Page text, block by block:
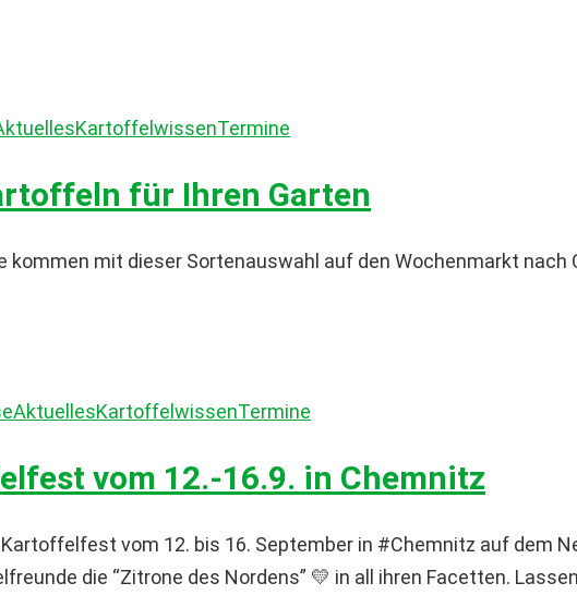
KartoffelwissenTermine
für Ihren Garten
mit dieser Sortenauswahl auf den Wochenmarkt nach
AktuellesKartoffelwissenTermine
vom 12.-16.9. in Chemnitz
vom 12. bis 16. September in #Chemnitz auf dem
die “Zitrone des Nordens” 💛 in all ihren Facetten.